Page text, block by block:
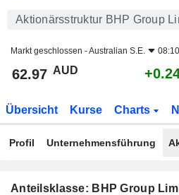
Aktionärsstruktur BHP Group
Markt geschlossen -Australian S.E.
62.97 AUD
Übersicht Kurse Charts
Profil Unternehmensführung
Anteilsklasse: BHP Group